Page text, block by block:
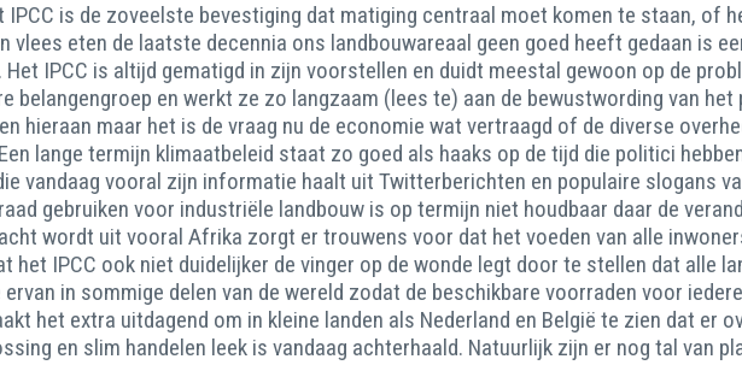
is de zoveelste bevestiging dat matiging centraal moet komen te staan, of
vlees eten de laatste decennia ons landbouwareaal geen goed heeft gedaan is
IPCC is altijd gematigd in zijn voorstellen en duidt meestal gewoon op de
belangengroep en werkt ze zo langzaam (lees te) aan de bewustwording van
hieraan maar het is de vraag nu de economie wat vertraagd of de diverse
lange termijn klimaatbeleid staat zo goed als haaks op de tijd die politici
vandaag vooral zijn informatie haalt uit Twitterberichten en populaire slogans
gebruiken voor industriële landbouw is op termijn niet houdbaar daar de
wordt uit vooral Afrika zorgt er trouwens voor dat het voeden van alle
het IPCC ook niet duidelijker de vinger op de wonde legt door te stellen dat alle
in sommige delen van de wereld zodat de beschikbare voorraden voor
het extra uitdagend om in kleine landen als Nederland en België te zien dat er
en slim handelen leek is vandaag achterhaald. Natuurlijk zijn er nog tal van